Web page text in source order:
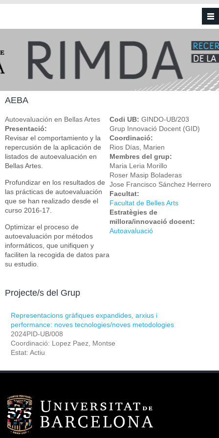
Vés al contingut
AEBA
Autoevaluación en Bellas Artes
Presentació:
Revisar el comportamiento y la
repercusión de la aplicación de
listados de autoevaluación en
Bellas Artes.
Profundizar en los resultados de
las prácticas de autoevaluación
que se han realizado desde el
curso 2016-17.
Optimizar el proceso de
autoevaluación por métodos
informáticos, que unifiquen y
faciliten la recogida de datos para
su estudio.
Codi UB: GINDO-UB/203
Grup Innovació Docent (GID)
Coordinació:
Rios Días, Marien
Membres del grup:
Maria Leria Morillo
Roser Masip Boladeras
Jose Francisco Sánchez Herrero
Facultat:
Facultat de Belles Arts
Estratègies de
millora/innovació docent:
Autoavaluació
Projecte/s del Grup
Representacions gràfiques expandides, arxius i
performance: noves tecnologies/noves metodologies
2024PID-UB/008
Coordinació: Lopez Paez, Montse
Estat: Actiu